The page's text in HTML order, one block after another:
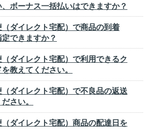
ボーナス一括払いはできますか？
ダイレクト宅配）で商品の到着
できますか？
ダイレクト宅配）で利用できるク
教えてください。
ダイレクト宅配）で不良品の返送
さい。
ダイレクト宅配）商品の配達日を